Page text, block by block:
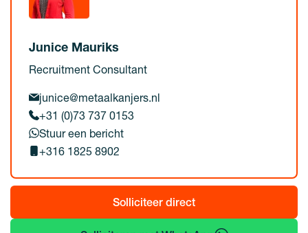
Junice Mauriks
Recruitment Consultant
junice@metaalkanjers.nl
+31 (0)73 737 0153
Stuur een bericht
+316 1825 8902
Solliciteer direct